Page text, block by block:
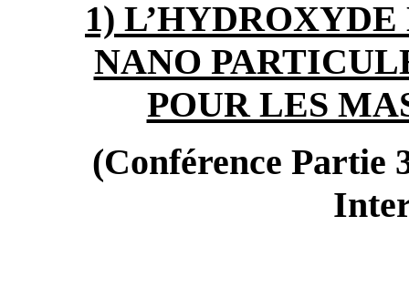
1)
NANO
POUR LES
(Conférence Partie